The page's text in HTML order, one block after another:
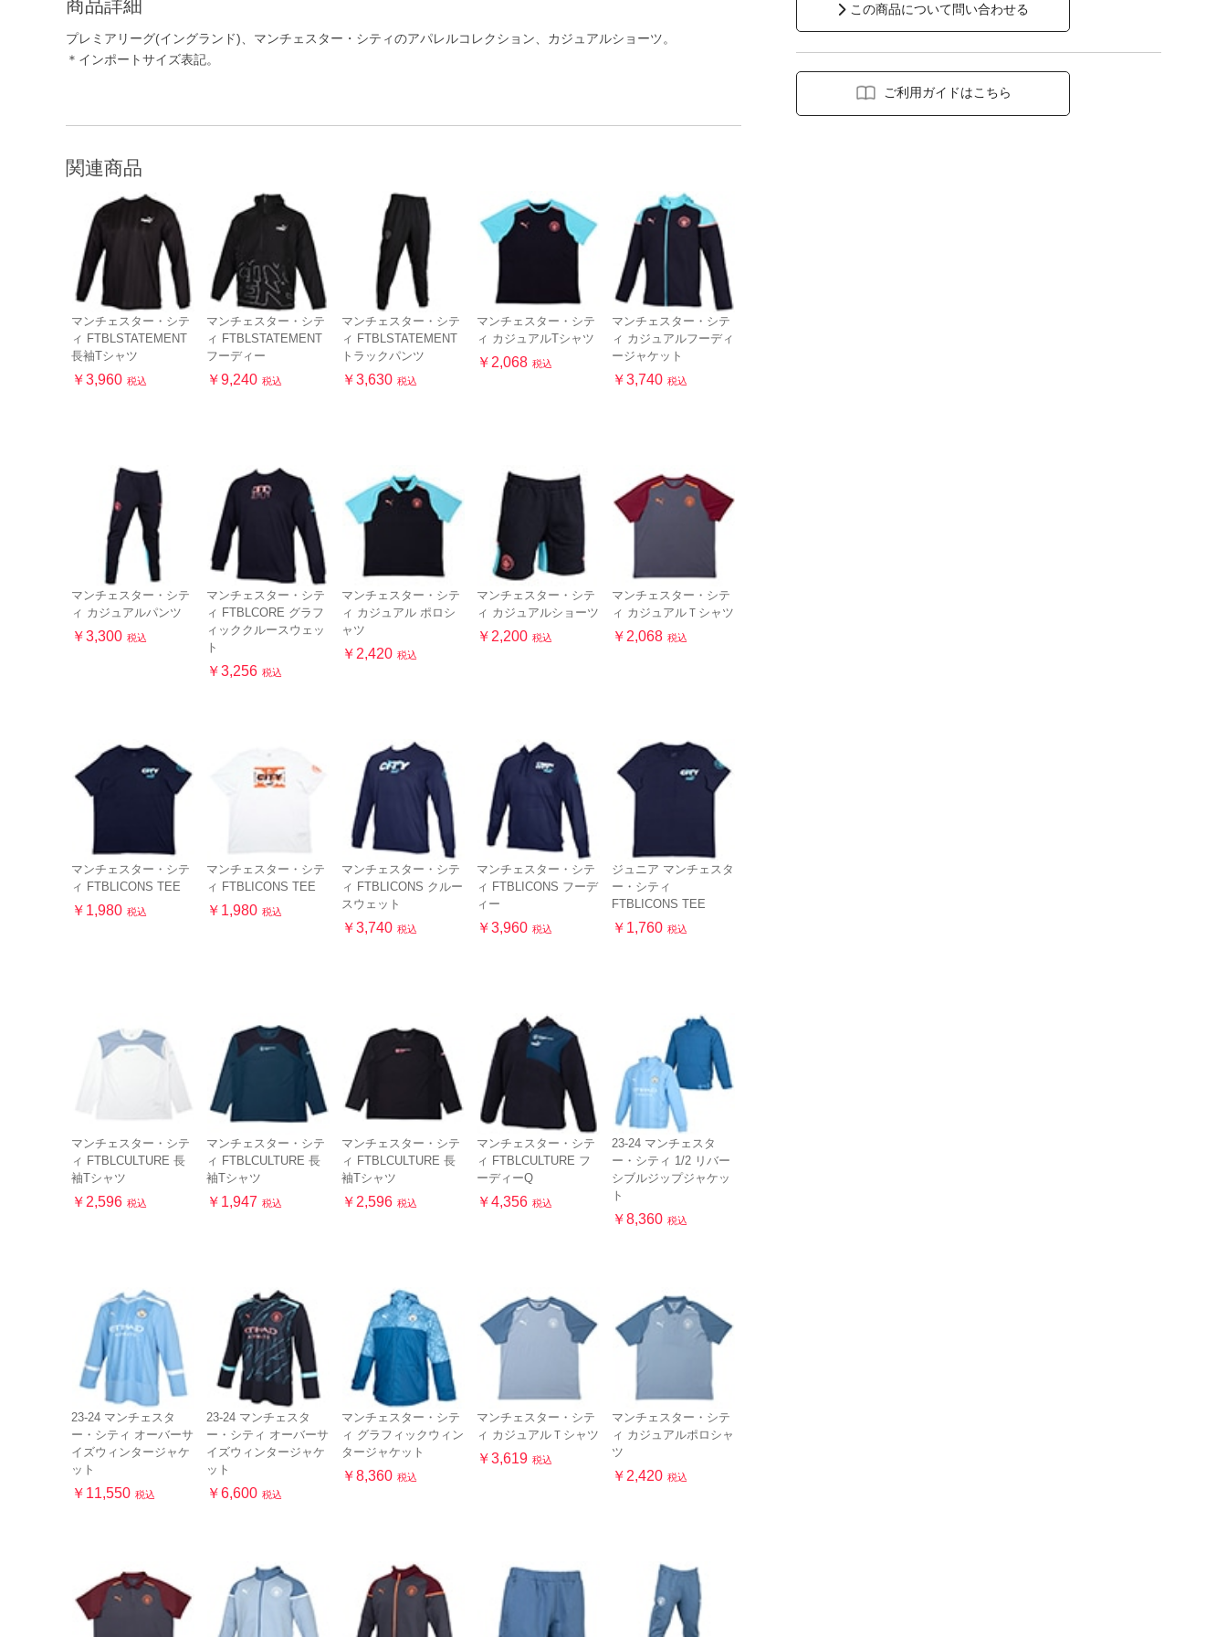
商品詳細
プレミアリーグ(イングランド)、マンチェスター・シティのアパレルコレクション、カジュアルショーツ。
＊インポートサイズ表記。
関連商品
マンチェスター・シテ
ィ FTBLSTATEMENT
長袖Tシャツ
￥3,960 税込
マンチェスター・シテ
ィ FTBLSTATEMENT
フーディー
￥9,240 税込
マンチェスター・シテ
ィ FTBLSTATEMENT
トラックパンツ
￥3,630 税込
マンチェスター・シテ
ィ カジュアルTシャツ
￥2,068 税込
マンチェスター・シテ
ィ カジュアルフーディ
ージャケット
￥3,740 税込
マンチェスター・シテ
ィ カジュアルパンツ
￥3,300 税込
マンチェスター・シテ
ィ FTBLCORE グラフ
ィッククルースウェッ
ト
￥3,256 税込
マンチェスター・シテ
ィ カジュアル ポロシ
ャツ
￥2,420 税込
マンチェスター・シテ
ィ カジュアルショーツ
￥2,200 税込
マンチェスター・シテ
ィ カジュアルＴシャツ
￥2,068 税込
マンチェスター・シテ
ィ FTBLICONS TEE
￥1,980 税込
マンチェスター・シテ
ィ FTBLICONS TEE
￥1,980 税込
マンチェスター・シテ
ィ FTBLICONS クルー
スウェット
￥3,740 税込
マンチェスター・シテ
ィ FTBLICONS フーデ
ィー
￥3,960 税込
ジュニア マンチェスタ
ー・シティ
FTBLICONS TEE
￥1,760 税込
マンチェスター・シテ
ィ FTBLCULTURE 長
袖Tシャツ
￥2,596 税込
マンチェスター・シテ
ィ FTBLCULTURE 長
袖Tシャツ
￥1,947 税込
マンチェスター・シテ
ィ FTBLCULTURE 長
袖Tシャツ
￥2,596 税込
マンチェスター・シテ
ィ FTBLCULTURE フ
ーディーQ
￥4,356 税込
23-24 マンチェスタ
ー・シティ 1/2 リバー
シブルジップジャケッ
ト
￥8,360 税込
23-24 マンチェスタ
ー・シティ オーバーサ
イズウィンタージャケ
ット
￥11,550 税込
23-24 マンチェスタ
ー・シティ オーバーサ
イズウィンタージャケ
ット
￥6,600 税込
マンチェスター・シテ
ィ グラフィックウィン
タージャケット
￥8,360 税込
マンチェスター・シテ
ィ カジュアルＴシャツ
￥3,619 税込
マンチェスター・シテ
ィ カジュアルポロシャ
ツ
￥2,420 税込
この商品について問い合わせる
ご利用ガイドはこちら